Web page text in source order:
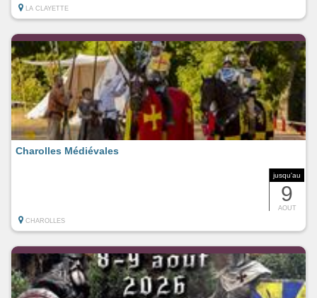
LA CLAYETTE
jusqu'au
9
AOUT
Charolles Médiévales
CHAROLLES